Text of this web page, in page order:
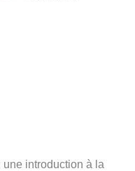
une introduction à la